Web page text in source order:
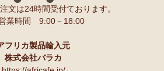
文は24時間受付ております。
業時間 9:00－18:00
フリカ製品輸入元
株式会社バラカ